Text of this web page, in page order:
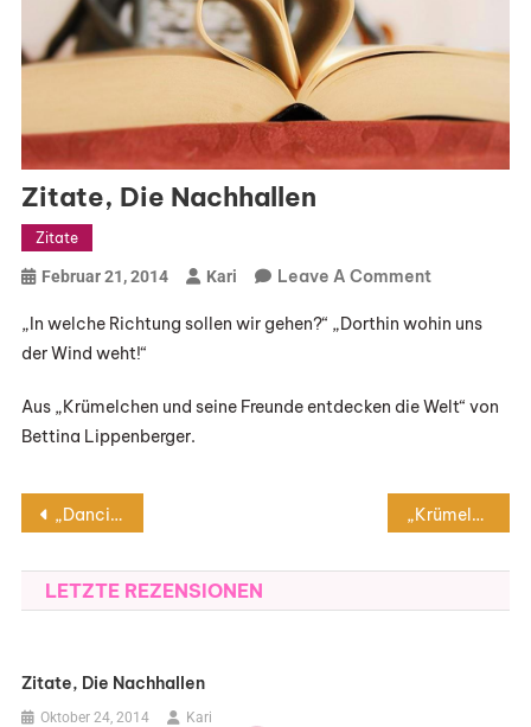
Zitate, Die Nachhallen
Zitate
Februar 21, 2014 Kari Leave A CommentOn
Die
„In welche Richtung sollen wir gehen?“ „Dorthin wohin uns
der Wind weht!“
Aus „Krümelchen und seine Freunde entdecken die Welt“ von
Bettina Lippenberger.
Beitragsnavigation
„Dancing Jax – Auftakt“ Von Robin Jarvis „Krümelchen und seine Freunde entdecken die Welt“ von Bettina Lippenberger
LETZTE REZENSIONEN
Zitate, Die Nachhallen
Oktober 24, 2014 Kari